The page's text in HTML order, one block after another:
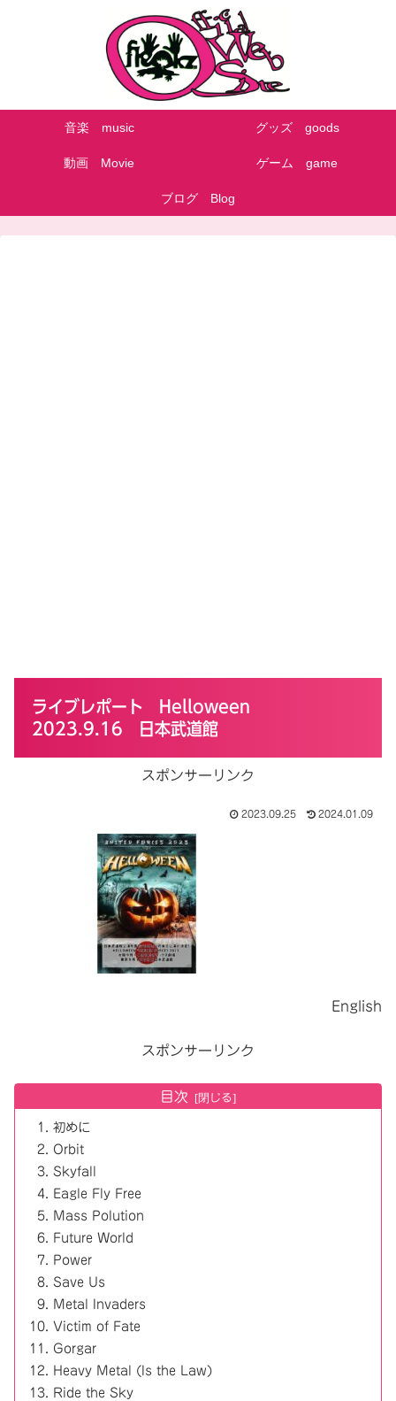
音楽 music グッズ goods
動画 Movie ゲーム game
ブログ Blog
ライブレポート Helloween
2023.9.16 日本武道館
スポンサーリンク
2023.09.25 2024.01.09
English
スポンサーリンク
目次
初めに
Orbit
Skyfall
Eagle Fly Free
Mass Polution
Future World
Power
Save Us
Metal Invaders
Victim of Fate
Gorgar
Heavy Metal (Is the Law)
Ride the Sky